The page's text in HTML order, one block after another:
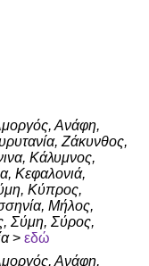
Ανάφη,
Ζάκυνθος,
Κάλυμνος,
Κεφαλονιά,
Κύπρος,
Μήλος,
Σύμη, Σύρος,
> εδώ
Ανάφη,